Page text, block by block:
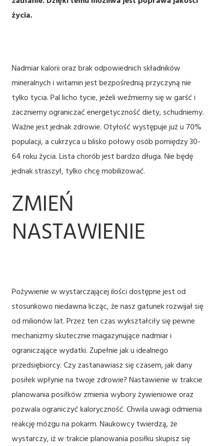
życia.
Nadmiar kalorii oraz brak odpowiednich składników
mineralnych i witamin jest bezpośrednią przyczyną nie
tylko tycia. Pal licho tycie, jeżeli weźmiemy się w garść i
zaczniemy ograniczać energetyczność diety, schudniemy.
Ważne jest jednak zdrowie. Otyłość występuje już u 70%
populacji, a cukrzyca u blisko połowy osób pomiędzy 30-
64 roku życia. Lista chorób jest bardzo długa. Nie będę
jednak straszył, tylko chcę mobilizować.
ZMIEŃ
NASTAWIENIE
Pożywienie w wystarczającej ilości dostępne jest od
stosunkowo niedawna licząc, że nasz gatunek rozwijał się
od milionów lat. Przez ten czas wykształciły się pewne
mechanizmy skutecznie magazynujące nadmiar i
ograniczające wydatki. Zupełnie jak u idealnego
przedsiębiorcy. Czy zastanawiasz się czasem, jak dany
posiłek wpłynie na twoje zdrowie? Nastawienie w trakcie
planowania posiłków zmienia wybory żywieniowe oraz
pozwala ograniczyć kaloryczność. Chwila uwagi odmienia
reakcję mózgu na pokarm. Naukowcy twierdzą, że
wystarczy, iż w trakcie planowania posiłku skupisz się